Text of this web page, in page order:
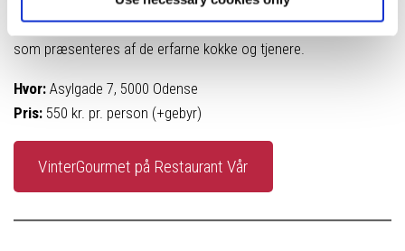
Oste- og dessertbord med kaffe/the samt hjemmelavet likør,
som præsenteres af de erfarne kokke og tjenere.
Hvor: Asylgade 7, 5000 Odense
Pris: 550 kr. pr. person (+gebyr)
VinterGourmet på Restaurant Vår